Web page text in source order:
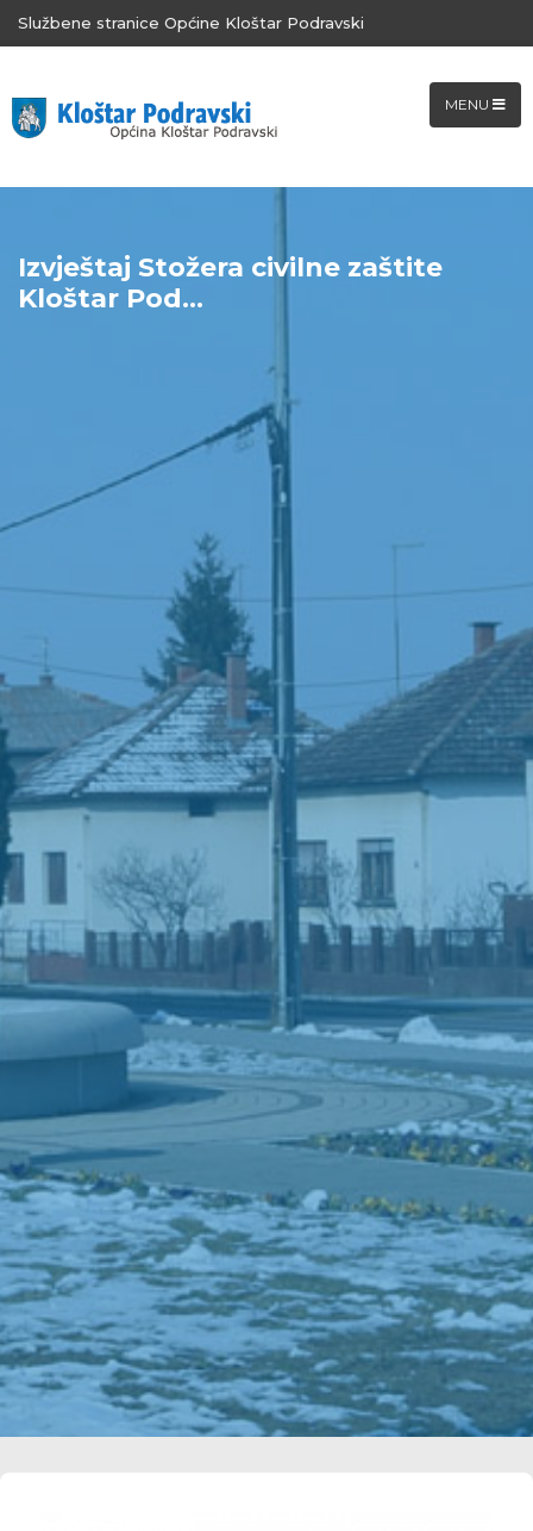
Službene stranice Općine Kloštar Podravski
MENU
Izvještaj Stožera civilne zaštite
Kloštar Pod...